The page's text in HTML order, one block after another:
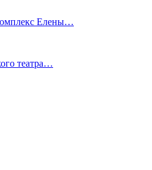
Елены…
театра…